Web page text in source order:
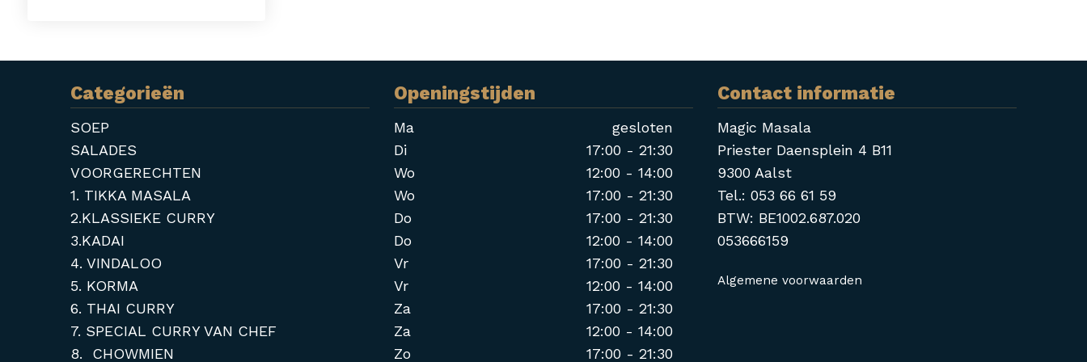
Categorieën
SOEP
SALADES
VOORGERECHTEN
1. TIKKA MASALA
2.KLASSIEKE CURRY
3.KADAI
4. VINDALOO
5. KORMA
6. THAI CURRY
7. SPECIAL CURRY VAN CHEF
8. CHOWMIEN
Openingstijden
Ma
gesloten
Di
17:00 - 21:30
Wo
12:00 - 14:00
Wo
17:00 - 21:30
Do
17:00 - 21:30
Do
12:00 - 14:00
Vr
17:00 - 21:30
Vr
12:00 - 14:00
Za
17:00 - 21:30
Za
12:00 - 14:00
Zo
17:00 - 21:30
Contact informatie
Magic Masala
Priester Daensplein 4 B11
9300 Aalst
Tel.: 053 66 61 59
BTW: BE1002.687.020
053666159
Algemene voorwaarden